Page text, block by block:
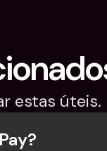
estas úteis.